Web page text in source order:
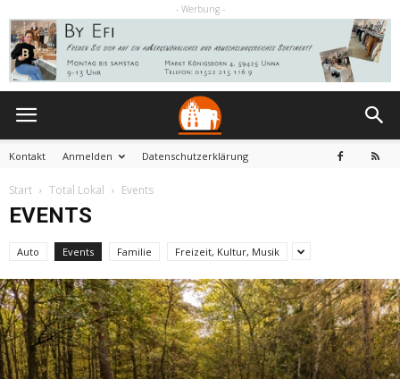
Kontakt Anmelden Datenschutzerklärung
- Werbung -
Start Total Lokal Events
EVENTS
Auto Events Familie Freizeit, Kultur, Musik